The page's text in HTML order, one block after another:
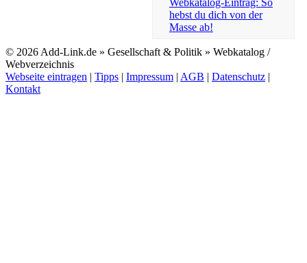
hebst du dich von der
Masse ab!
© 2026 Add-Link.de » Gesellschaft & Politik » Webkatalog /
Webverzeichnis
Webseite eintragen | Tipps | Impressum | AGB | Datenschutz |
Kontakt